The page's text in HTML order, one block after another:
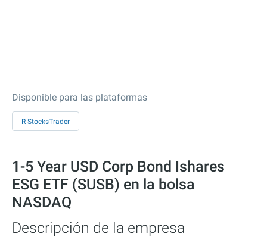
Disponible para las plataformas
R StocksTrader
1-5 Year USD Corp Bond Ishares
ESG ETF (SUSB) en la bolsa
NASDAQ
Descripción de la empresa